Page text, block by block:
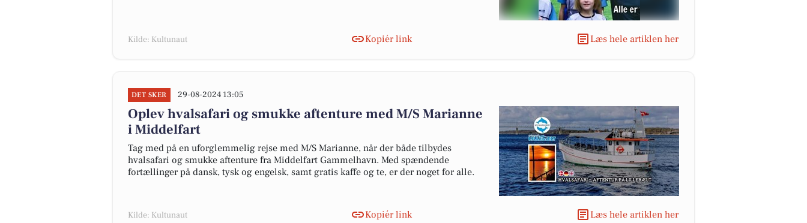
Kilde: Kultunaut Kopiér link Læs hele artiklen her
DET SKER 29-08-2024 13:05
Oplev hvalsafari og smukke aftenture med M/S Marianne
i Middelfart
Tag med på en uforglemmelig rejse med M/S Marianne, når der både tilbydes
hvalsafari og smukke aftenture fra Middelfart Gammelhavn. Med spændende
fortællinger på dansk, tysk og engelsk, samt gratis kaffe og te, er der noget for alle.
Kilde: Kultunaut Kopiér link Læs hele artiklen her